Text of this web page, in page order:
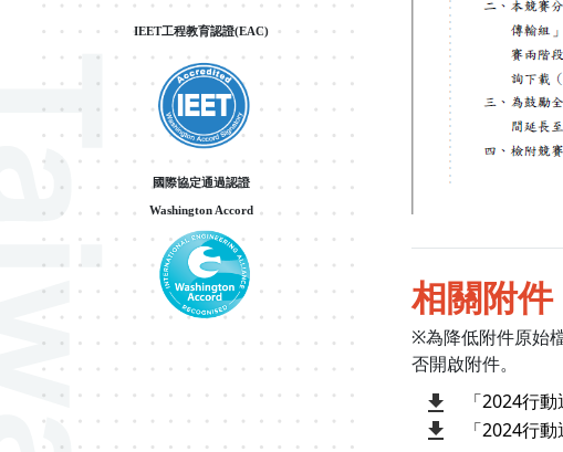
IEET工程教育認證(EAC)
國際協定通過認證
Washington Accord
相關附件
※為降低附件原始
否開啟附件。
「2024行
「2024行